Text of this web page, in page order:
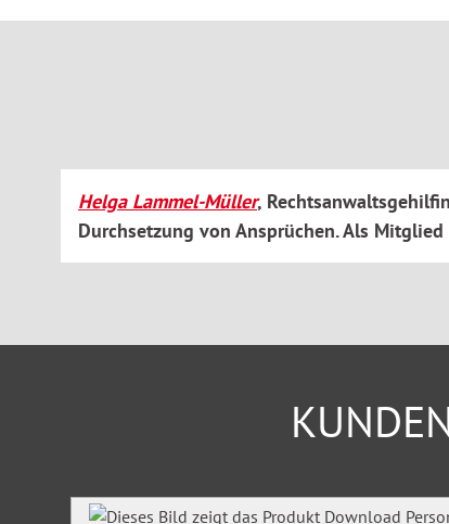
Erwerbsminderungsrente
Helga Lammel-Müller,
Durchsetzung von Ansprüchen. Als
Produktgalerie überspringen